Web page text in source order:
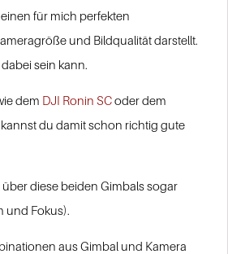
für mich perfekten
und Bildqualität darstellt.
sein kann.
dem DJI Ronin SCoder dem
du damit schon richtig gute
über diese beiden Gimbals sogar
und Fokus).
aus Gimbal und Kamera